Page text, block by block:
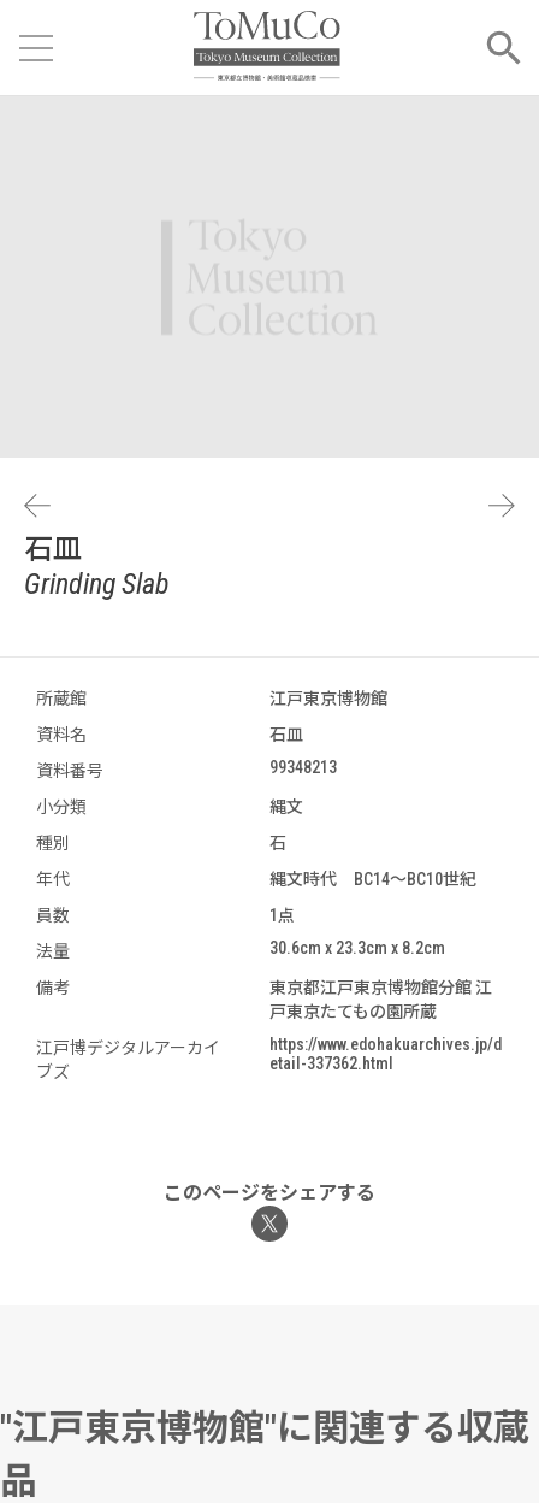
石皿
Grinding Slab
所蔵館
江戸東京博物館
資料名
石皿
資料番号
99348213
小分類
縄文
種別
石
年代
縄文時代 BC14～BC10世紀
員数
1点
法量
30.6cm x 23.3cm x 8.2cm
備考
東京都江戸東京博物館分館 江
戸東京たてもの園所蔵
江戸博デジタルアーカイ
ブズ
https://www.edohakuarchives.jp/d
etail-337362.html
このページをシェアする
"江戸東京博物館"に関連する収蔵
品